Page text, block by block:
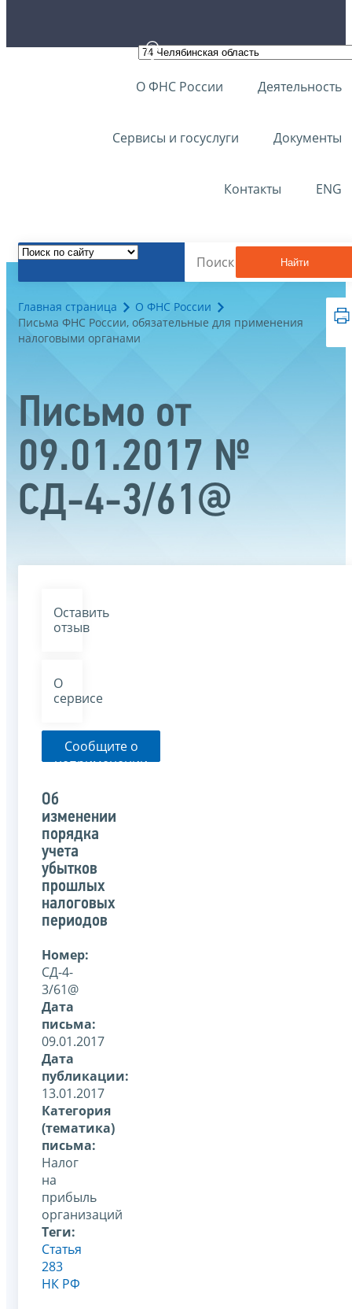
О ФНС России Деятельность
Сервисы и госуслуги Документы
Контакты ENG
Найти
Главная страница
О ФНС России
Письма ФНС России, обязательные для применения
налоговыми органами
Письмо от
09.01.2017 №
СД-4-3/61@
Оставить
отзыв
О
сервисе
Сообщите о
неприменении
указанного
письма
Об
изменении
порядка
учета
убытков
прошлых
налоговых
периодов
Номер:
СД-4-
3/61@
Дата
письма:
09.01.2017
Дата
публикации:
13.01.2017
Категория
(тематика)
письма:
Налог
на
прибыль
организаций
Теги:
Статья
283
НК РФ